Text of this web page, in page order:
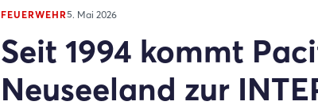
FEUERWEHR5. Mai 2026
Seit 1994 kommt
Neuseeland zur